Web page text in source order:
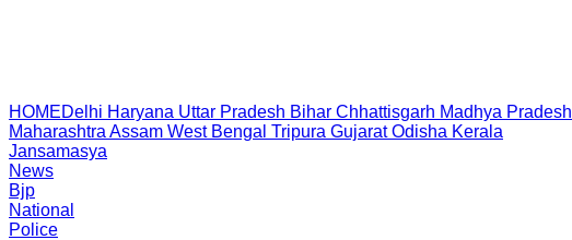
HOMEDelhi Haryana Uttar Pradesh Bihar Chhattisgarh Madhya Pradesh
Maharashtra Assam West Bengal Tripura Gujarat Odisha Kerala
Jansamasya
News
Bjp
National
Police